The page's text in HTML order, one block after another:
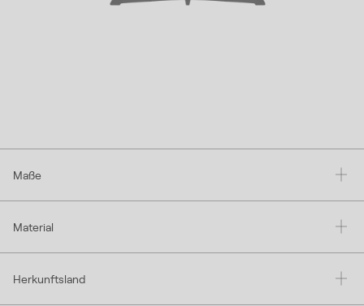
Maße
Material
Herkunftsland